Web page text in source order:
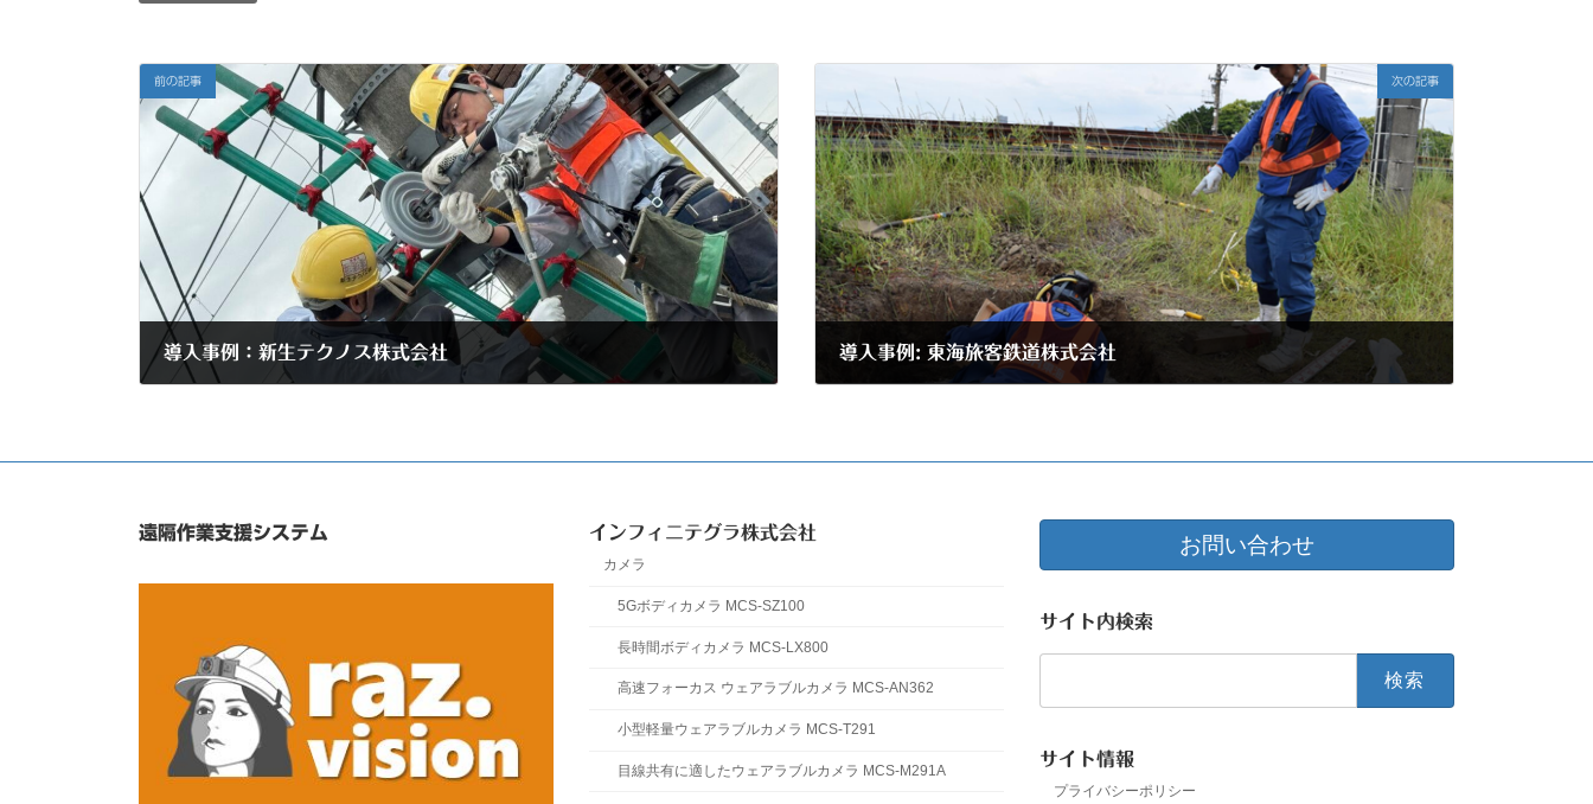
前の記事
導入事例：新生テクノス株式会社
次の記事
導入事例: 東海旅客鉄道株式会社
遠隔作業支援システム インフィニテグラ株式会社
カメラ
5Gボディカメラ MCS-SZ100
長時間ボディカメラ MCS-LX800
高速フォーカス ウェアラブルカメラ MCS-AN362
小型軽量ウェアラブルカメラ MCS-T291
目線共有に適したウェアラブルカメラ MCS-M291A
お問い合わせ
サイト内検索
サイト情報
プライバシーポリシー